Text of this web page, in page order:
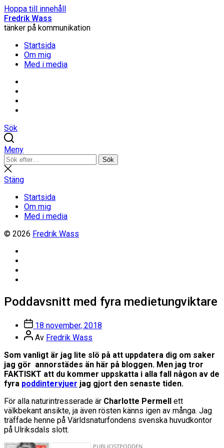
Hoppa till innehåll
Fredrik Wass
tänker på kommunikation
Startsida
Om mig
Med i media
Sök
Meny
Sök
efter:
Sök
Stäng
sökning
Stäng
Startsida
Om mig
Med i media
© 2026 Fredrik Wass
Poddavsnitt med fyra medietungviktare
Inläggsdatum
18 november, 2018
Inläggsförfattare
Av Fredrik Wass
Som vanligt är jag lite slö på att uppdatera dig om saker
jag gör annorstädes än här på bloggen. Men jag tror
FAKTISKT att du kommer uppskatta i alla fall någon av de
fyra poddintervjuer jag gjort den senaste tiden.
För alla naturintresserade är Charlotte Permell ett
välkbekant ansikte, ja även rösten känns igen av många. Jag
träffade henne på Världsnaturfondens svenska huvudkontor
på Ulriksdals slott.